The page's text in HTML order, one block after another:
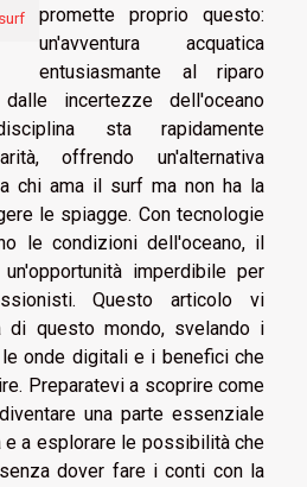
promette proprio questo:
un'avventura acquatica
entusiasmante al riparo
incertezze dell'oceano
sta rapidamente
offrendo un'alternativa
chi ama il surf ma non ha la
le spiagge. Con tecnologie
le condizioni dell'oceano, il
imperdibile per
Questo articolo vi
di questo mondo, svelando i
onde digitali e i benefici che
Preparatevi a scoprire come
una parte essenziale
a esplorare le possibilità che
dover fare i conti con la